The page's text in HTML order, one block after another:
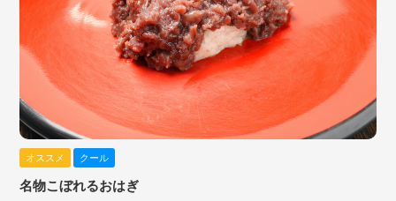
オススメ クール
名物こぼれるおはぎ